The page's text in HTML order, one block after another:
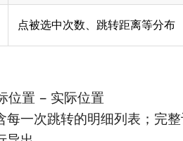
点被选中次数、跳转距离等分布
位置 − 实际位置
每一次跳转的明细列表；完